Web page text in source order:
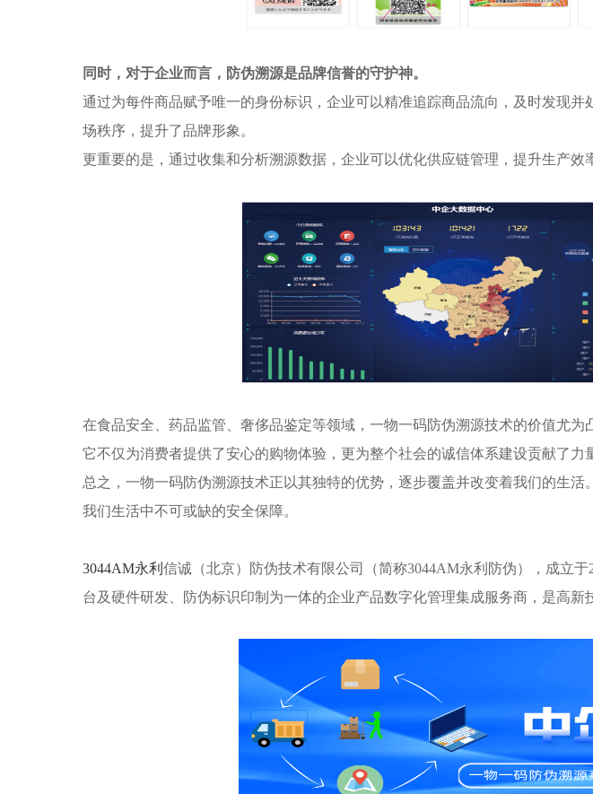
同时，对于企业而言，防伪溯源是品牌信誉的守护神。
通过为每件商品赋予唯一的身份标识，企业可以精准追踪商品流向，及时发现并
场秩序，提升了品牌形象。
更重要的是，通过收集和分析溯源数据，企业可以优化供应链管理，提升生产效
在食品安全、药品监管、奢侈品鉴定等领域，一物一码防伪溯源技术的价值尤为
它不仅为消费者提供了安心的购物体验，更为整个社会的诚信体系建设贡献了力
总之，一物一码防伪溯源技术正以其独特的优势，逐步覆盖并改变着我们的生活
我们生活中不可或缺的安全保障。
3044AM永利 信诚（北京）防伪技术有限公司（简称3044AM永利防伪），成立
台及硬件研发、防伪标识印制为一体的企业产品数字化管理集成服务商，是高新